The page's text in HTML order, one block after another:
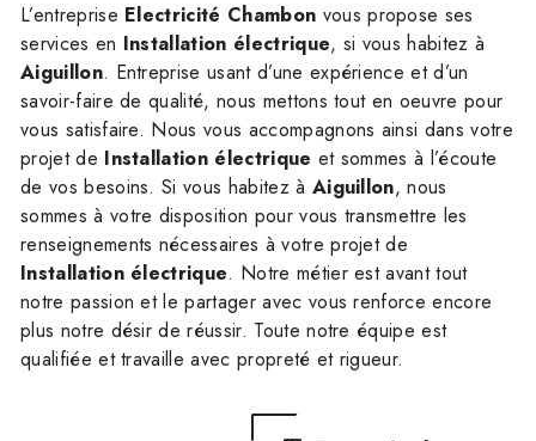
L’entreprise Electricité Chambon vous propose ses
services en Installation électrique, si vous habitez à
Aiguillon. Entreprise usant d’une expérience et d’un
savoir-faire de qualité, nous mettons tout en oeuvre pour
vous satisfaire. Nous vous accompagnons ainsi dans votre
projet de Installation électrique et sommes à l’écoute
de vos besoins. Si vous habitez à Aiguillon, nous
sommes à votre disposition pour vous transmettre les
renseignements nécessaires à votre projet de
Installation électrique. Notre métier est avant tout
notre passion et le partager avec vous renforce encore
plus notre désir de réussir. Toute notre équipe est
qualifiée et travaille avec propreté et rigueur.